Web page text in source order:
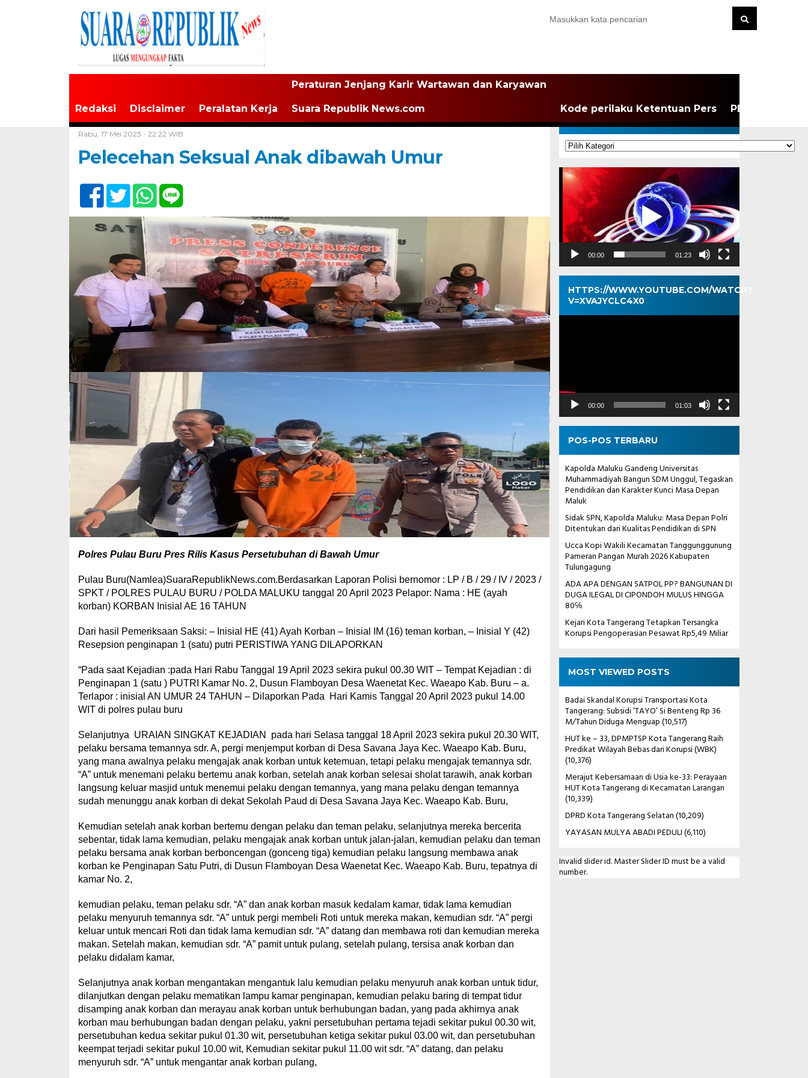
Redaksi Disclaimer Peralatan Kerja
Peraturan Jenjang Karir Wartawan dan Karyawan
Suara Republik News.com Kode perilaku Ketentuan Pers PEDOMAN
Rabu, 17 Mei 2023 - 22:22 WIB
Pelecehan Seksual Anak dibawah Umur
Polres Pulau Buru Pres Rilis Kasus Persetubuhan di Bawah Umur
Pulau Buru(Namlea)SuaraRepublikNews.com.Berdasarkan Laporan Polisi bernomor : LP / B / 29 / IV / 2023 /
SPKT / POLRES PULAU BURU / POLDA MALUKU tanggal 20 April 2023 Pelapor: Nama : HE (ayah
korban) KORBAN Inisial AE 16 TAHUN
Dari hasil Pemeriksaan Saksi: – Inisial HE (41) Ayah Korban – Inisial IM (16) teman korban, – Inisial Y (42)
Resepsion penginapan 1 (satu) putri PERISTIWA YANG DILAPORKAN
“Pada saat Kejadian :pada Hari Rabu Tanggal 19 April 2023 sekira pukul 00.30 WIT – Tempat Kejadian : di
Penginapan 1 (satu ) PUTRI Kamar No. 2, Dusun Flamboyan Desa Waenetat Kec. Waeapo Kab. Buru – a.
Terlapor : inisial AN UMUR 24 TAHUN – Dilaporkan Pada Hari Kamis Tanggal 20 April 2023 pukul 14.00
WIT di polres pulau buru
Selanjutnya URAIAN SINGKAT KEJADIAN pada hari Selasa tanggal 18 April 2023 sekira pukul 20.30 WIT,
pelaku bersama temannya sdr. A, pergi menjemput korban di Desa Savana Jaya Kec. Waeapo Kab. Buru,
yang mana awalnya pelaku mengajak anak korban untuk ketemuan, tetapi pelaku mengajak temannya sdr.
“A” untuk menemani pelaku bertemu anak korban, setelah anak korban selesai sholat tarawih, anak korban
langsung keluar masjid untuk menemui pelaku dengan temannya, yang mana pelaku dengan temannya
sudah menunggu anak korban di dekat Sekolah Paud di Desa Savana Jaya Kec. Waeapo Kab. Buru,
Kemudian setelah anak korban bertemu dengan pelaku dan teman pelaku, selanjutnya mereka bercerita
sebentar, tidak lama kemudian, pelaku mengajak anak korban untuk jalan-jalan, kemudian pelaku dan teman
pelaku bersama anak korban berboncengan (gonceng tiga) kemudian pelaku langsung membawa anak
korban ke Penginapan Satu Putri, di Dusun Flamboyan Desa Waenetat Kec. Waeapo Kab. Buru, tepatnya di
kamar No. 2,
kemudian pelaku, teman pelaku sdr. “A” dan anak korban masuk kedalam kamar, tidak lama kemudian
pelaku menyuruh temannya sdr. “A” untuk pergi membeli Roti untuk mereka makan, kemudian sdr. “A” pergi
keluar untuk mencari Roti dan tidak lama kemudian sdr. “A” datang dan membawa roti dan kemudian mereka
makan. Setelah makan, kemudian sdr. “A” pamit untuk pulang, setelah pulang, tersisa anak korban dan
pelaku didalam kamar,
Selanjutnya anak korban mengantakan mengantuk lalu kemudian pelaku menyuruh anak korban untuk tidur,
dilanjutkan dengan pelaku mematikan lampu kamar penginapan, kemudian pelaku baring di tempat tidur
disamping anak korban dan merayau anak korban untuk berhubungan badan, yang pada akhirnya anak
korban mau berhubungan badan dengan pelaku, yakni persetubuhan pertama tejadi sekitar pukul 00.30 wit,
persetubuhan kedua sekitar pukul 01.30 wit, persetubuhan ketiga sekitar pukul 03.00 wit, dan persetubuhan
keempat terjadi sekitar pukul 10.00 wit, Kemudian sekitar pukul 11.00 wit sdr. “A” datang, dan pelaku
menyuruh sdr. “A” untuk mengantar anak korban pulang,
KATEGORI
Kategori
Pemutar
Video
00:00 01:23
HTTPS://WWW.YOUTUBE.COM/WATCH?
V=XVAJYCLC4X0
Pemutar
00:00 01:03
POS-POS TERBARU
Kapolda Maluku Gandeng Universitas
Muhammadiyah Bangun SDM Unggul, Tegaskan
Pendidikan dan Karakter Kunci Masa Depan
Maluk
Sidak SPN, Kapolda Maluku: Masa Depan Polri
Ditentukan dari Kualitas Pendidikan di SPN
Ucca Kopi Wakili Kecamatan Tanggunggunung
Pameran Pangan Murah 2026 Kabupaten
Tulungagung
ADA APA DENGAN SATPOL PP? BANGUNAN DI
DUGA ILEGAL DI CIPONDOH MULUS HINGGA
80℅
Kejari Kota Tangerang Tetapkan Tersangka
Korupsi Pengoperasian Pesawat Rp5,49 Miliar
MOST VIEWED POSTS
Badai Skandal Korupsi Transportasi Kota
Tangerang: Subsidi ‘TAYO’ Si Benteng Rp 36
M/Tahun Diduga Menguap(10,517)
HUT ke – 33, DPMPTSP Kota Tangerang Raih
Predikat Wilayah Bebas dari Korupsi (WBK)
(10,376)
Merajut Kebersamaan di Usia ke-33: Perayaan
HUT Kota Tangerang di Kecamatan Larangan
(10,339)
DPRD Kota Tangerang Selatan(10,209)
YAYASAN MULYA ABADI PEDULI(6,110)
Invalid slider id. Master Slider ID must be a valid
number.